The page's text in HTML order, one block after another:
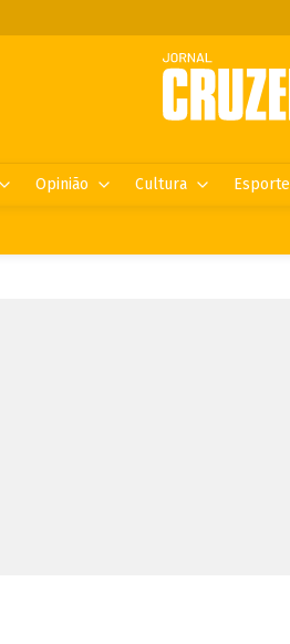
Opinião Cultura Esporte